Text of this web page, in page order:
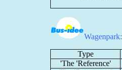
Wagenpark:
Type
'The 'Reference'